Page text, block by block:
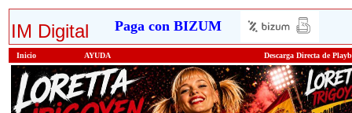
IM Digital Paga con BIZUM
Inicio AYUDA Descarga Directa de